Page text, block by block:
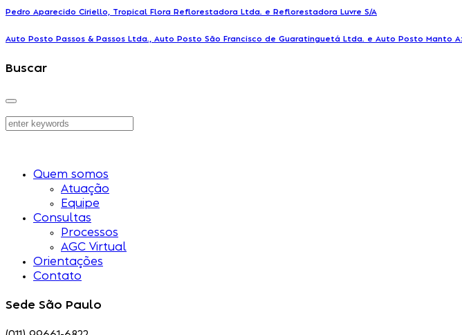
Pedro Aparecido Ciriello, Tropical Flora Reflorestadora Ltda. e Reflorestadora Luvre S/A
Auto Posto Passos & Passos Ltda., Auto Posto São Francisco de Guaratinguetá Ltda. e Auto Posto Manto
Buscar
Quem somos
Atuação
Equipe
Consultas
Processos
AGC Virtual
Orientações
Contato
Sede São Paulo